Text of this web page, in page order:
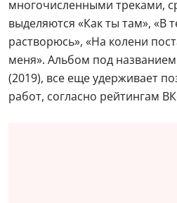
многочисленными треками,
выделяются «Как ты там», «В
растворюсь», «На колени
меня». Альбом под
(2019), все еще удерживает
работ, согласно рейтингам